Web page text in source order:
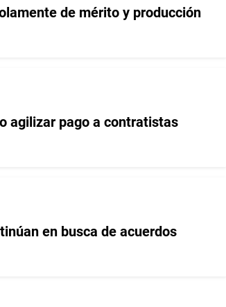
de mérito y producción
agilizar pago a contratistas
en busca de acuerdos